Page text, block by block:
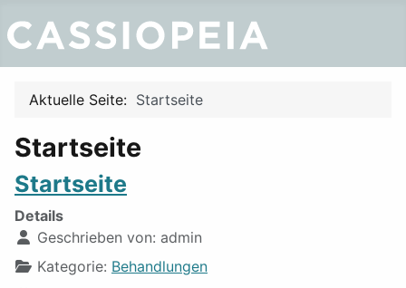
Aktuelle Seite: Startseite
Startseite
Startseite
Details
Geschrieben von: admin
Kategorie: Behandlungen